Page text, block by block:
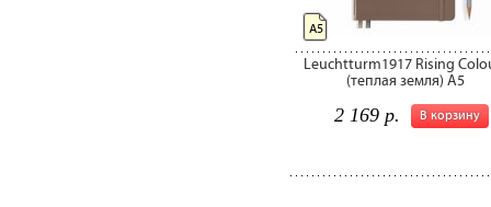
Leuchtturm1917 Rising
(теплая земля) А5
В корзину
2 169 р.
А5